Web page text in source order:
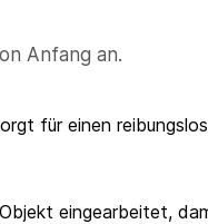
Anfang an.
für einen
eingearbeitet,